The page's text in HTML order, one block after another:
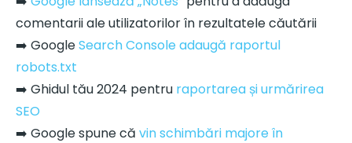
comentarii ale utilizatorilor în rezultatele căutării
➡️ GoogleSearch Console adaugă raportul
robots.txt
➡️ Ghidul tău 2024 pentru raportarea și urmărirea
SEO
➡️ Google spune că vin schimbări majore în